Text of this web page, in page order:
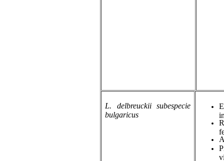
L. delbreuckii
subespecie
bulgaricus